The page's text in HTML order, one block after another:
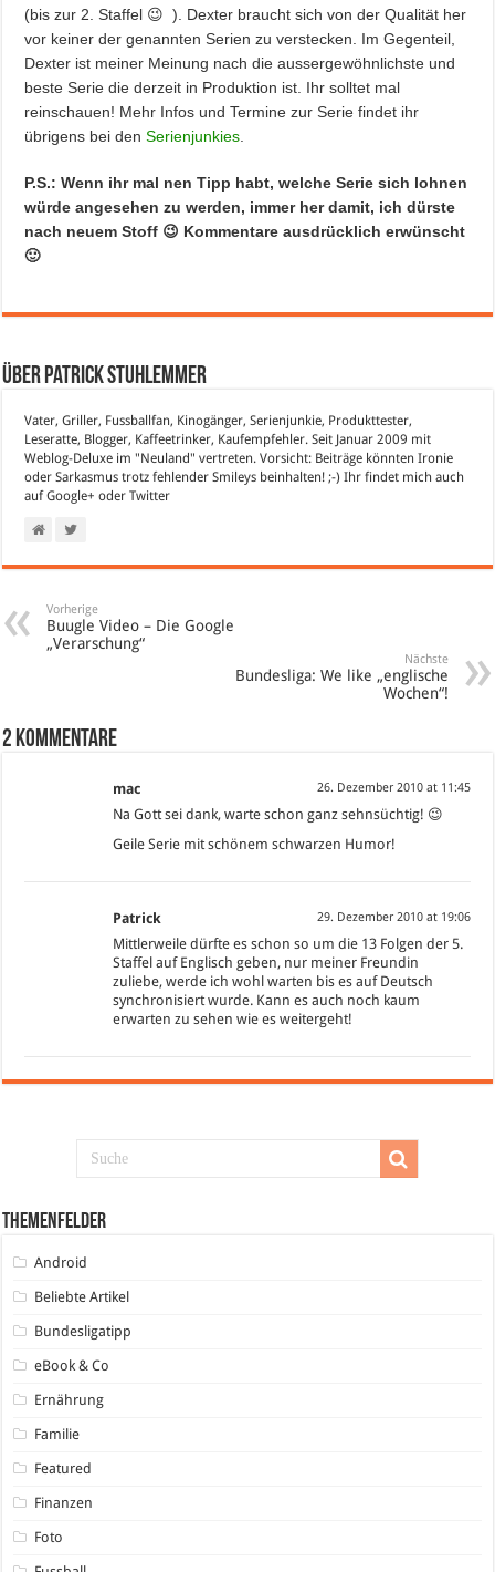
(bis zur 2. Staffel 😉 ). Dexter braucht sich von der Qualität her
vor keiner der genannten Serien zu verstecken. Im Gegenteil,
Dexter ist meiner Meinung nach die aussergewöhnlichste und
beste Serie die derzeit in Produktion ist. Ihr solltet mal
reinschauen! Mehr Infos und Termine zur Serie findet ihr
übrigens bei denSerienjunkies
P.S.: Wenn ihr mal nen Tipp habt, welche Serie sich lohnen
würde angesehen zu werden, immer her damit, ich dürste
nach neuem Stoff 😉 Kommentare ausdrücklich erwünscht
🙂
Über Patrick Stuhlemmer
Vater, Griller, Fussballfan, Kinogänger, Serienjunkie, Produkttester,
Leseratte, Blogger, Kaffeetrinker, Kaufempfehler. Seit Januar 2009 mit
Weblog-Deluxe im "Neuland" vertreten. Vorsicht: Beiträge könnten Ironie
oder Sarkasmus trotz fehlender Smileys beinhalten! ;-) Ihr findet mich auch
aufGoogle+ oderTwitter
Vorherige
Buugle Video – Die Google
„Verarschung“
Nächste
Bundesliga: We like „englische
Wochen“!
2 Kommentare
mac 26. Dezember 2010 at 11:45
Na Gott sei dank, warte schon ganz sehnsüchtig! 😉
Geile Serie mit schönem schwarzen Humor!
Patrick 29. Dezember 2010 at 19:06
Mittlerweile dürfte es schon so um die 13 Folgen der 5.
Staffel auf Englisch geben, nur meiner Freundin
zuliebe, werde ich wohl warten bis es auf Deutsch
synchronisiert wurde. Kann es auch noch kaum
erwarten zu sehen wie es weitergeht!
Themenfelder
Android
Beliebte Artikel
Bundesligatipp
eBook & Co
Ernährung
Familie
Featured
Finanzen
Foto